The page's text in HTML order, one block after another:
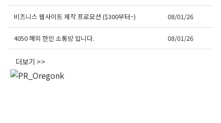
비즈니스 웹사이트 제작 프로모션 ($300부터~) 08/01/26
4050 해외 한인 소통방 입니다. 08/01/26
더보기 >>
By submitting this form, you are consenting to receive KCR Media Group
from: KCR Media Group, 23416 Hwy 99 Suite A, Edmonds, WA, 98026,
emails at any time by using the SafeUnsubscribe® link, found at the
bottom of every email.Emails are serviced by Constant Contact.Our
Privacy Policy.